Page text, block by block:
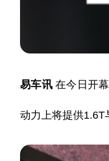
易车讯在今日开
动力上将提供1.6T